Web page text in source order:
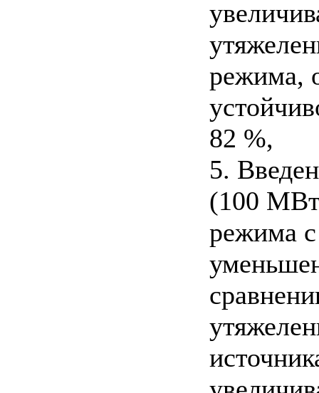
режима,
82 %,
5.
(100
режима